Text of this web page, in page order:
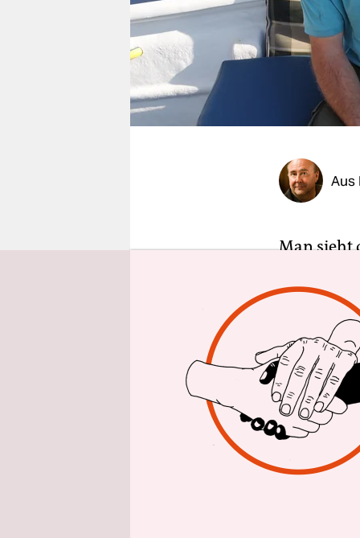
shop
fragen & hilfe
unterstützen
Aus
Man sieht
irische
See der
mal zwölf
Anne
eine Stelle
44-jährige
Lough
mein